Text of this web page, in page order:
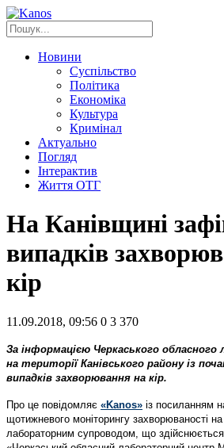
Новини
Суспільство
Політика
Економіка
Культура
Кримінал
Актуально
Погляд
Інтерактив
Життя ОТГ
На Канівщині
випадків
кір
11.09.2018, 09:56 0 3 370
За інформацією Черкаського
на території Канівського району із
випадків захворювання на кір.
Про це повідомляє «Kanos» із посиланням
щотижневого моніторингу захворюваності на
лабораторним супроводом, що